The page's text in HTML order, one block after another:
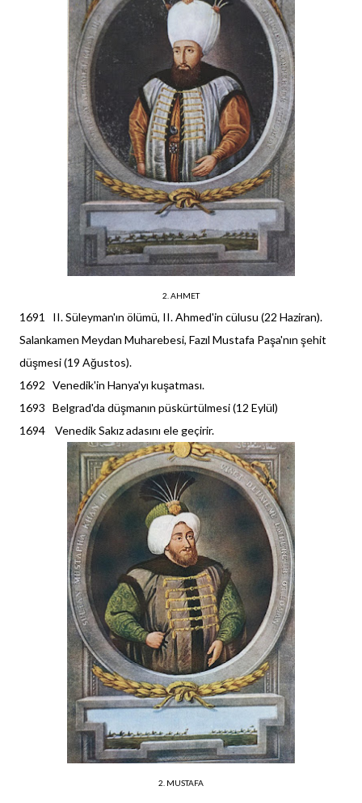
2. AHMET
1691 II. Süleyman'ın ölümü, II. Ahmed'in cülusu (22 Haziran).
Salankamen Meydan Muharebesi, Fazıl Mustafa Paşa'nın şehit
düşmesi (19 Ağustos).
1692 Venedik'in Hanya'yı kuşatması.
1693 Belgrad'da düşmanın püskürtülmesi (12 Eylül)
1694 Venedik Sakız adasını ele geçirir.
2. MUSTAFA